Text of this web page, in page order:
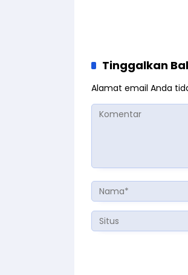
Tinggalkan
Alamat email Anda